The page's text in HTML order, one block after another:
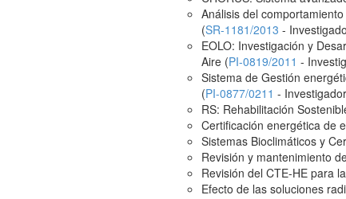
Análisis del
(SR-1181/2013 -
EOLO: Investigación y
Aire (PI-0819/2011 -
Sistema de Gestión
(PI-0877/0211 -
RS: Rehabilitación
Certificación energética de
Sistemas Bioclimáticos y
Revisión y mantenimiento
Revisión del CTE-HE para
Efecto de las soluciones